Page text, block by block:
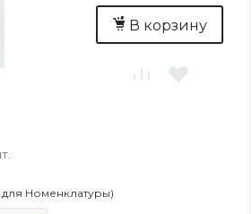
В корзину
Номенклатуры)